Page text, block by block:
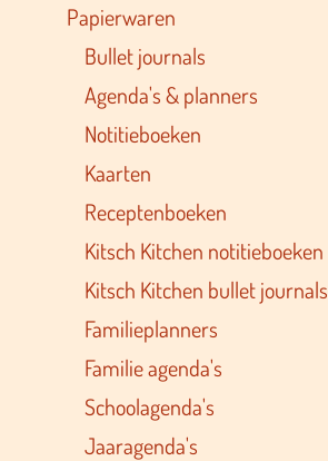
Papierwaren
Bullet journals
Agenda's & planners
Notitieboeken
Kaarten
Receptenboeken
Kitsch Kitchen notitieboeken
Kitsch Kitchen bullet journals
Familieplanners
Familie agenda's
Schoolagenda's
Jaaragenda's